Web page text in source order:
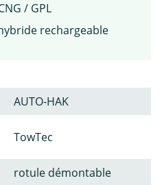
/ GPL
rechargeable
AUTO-HAK
TowTec
rotule démontable